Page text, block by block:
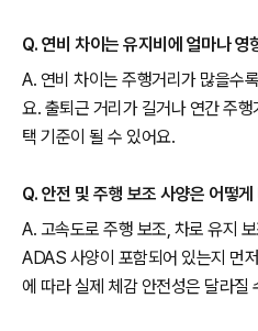
Q. 연비 차이는 유지비에 얼마나 영
A. 연비 차이는 주행거리가 많을수
요. 출퇴근 거리가 길거나 연간 주
택 기준이 될 수 있어요.
Q. 안전 및 주행 보조 사양은 어떻
A. 고속도로 주행 보조, 차로 유지
ADAS 사양이 포함되어 있는지 먼
에 따라 실제 체감 안전성은 달라질